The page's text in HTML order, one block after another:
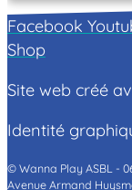
Facebook
Shop
Site web créé
Identité
© Wanna Play ASBL -
Avenue Armand